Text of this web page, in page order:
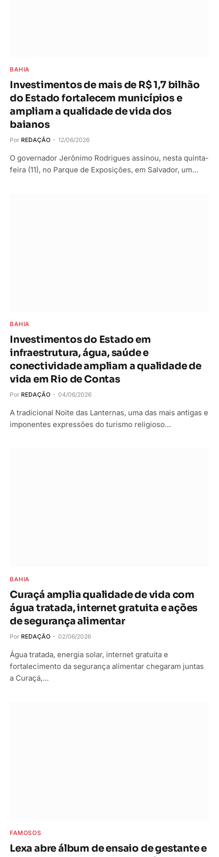
BAHIA
Investimentos de mais de R$ 1,7 bilhão
do Estado fortalecem municípios e
ampliam a qualidade de vida dos
baianos
Por REDAÇÃO 12/06/2026
O governador Jerônimo Rodrigues assinou, nesta quinta-
feira (11), no Parque de Exposições, em Salvador, um…
BAHIA
Investimentos do Estado em
infraestrutura, água, saúde e
conectividade ampliam a qualidade de
vida em Rio de Contas
Por REDAÇÃO 04/06/2026
A tradicional Noite das Lanternas, uma das mais antigas e
imponentes expressões do turismo religioso…
BAHIA
Curaçá amplia qualidade de vida com
água tratada, internet gratuita e ações
de segurança alimentar
Por REDAÇÃO 02/06/2026
Água tratada, energia solar, internet gratuita e
fortalecimento da segurança alimentar chegaram juntas
a Curaçá,…
FAMOSOS
Lexa abre álbum de ensaio de gestante e